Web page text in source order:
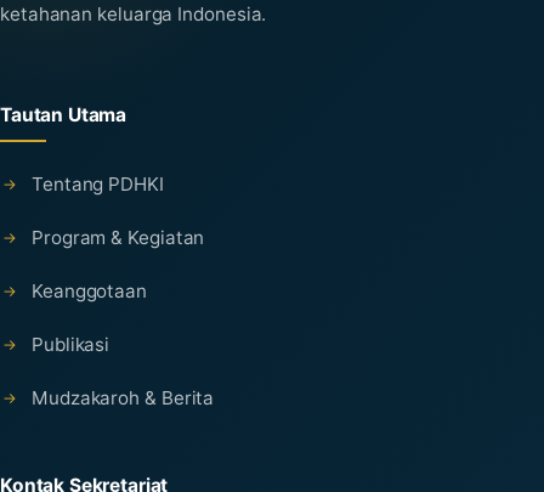
ketahanan keluarga Indonesia.
Tautan Utama
Tentang PDHKI
Program & Kegiatan
Keanggotaan
Publikasi
Mudzakaroh & Berita
Kontak Sekretariat